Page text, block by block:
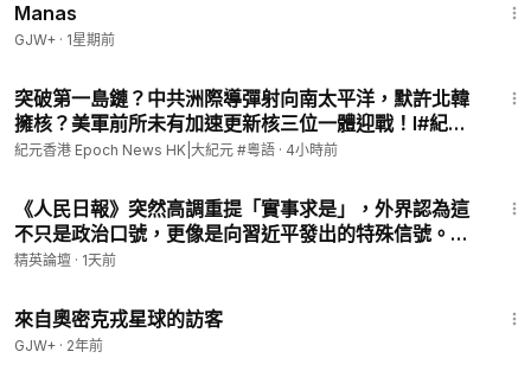
直接聯繫：
電話 / WhatsApp: 37091185 星期⼀⾄⽇及公眾假期
電郵:info@epochhk.com
追蹤我們：
📲手機App：
Android:https://tinyurl.com/3k2rme6z
香港網：https://hk.epochtimes.com
全球網：http://www.epochtimes.com/b5
Manas
GJW+ · 1星期前
突破第一島鏈？中共洲際導彈射向南太平洋，默許北韓
擁核？美軍前所未有加速更新核三位一體迎戰！l#紀元
香港 粵語
紀元香港 Epoch News HK|大紀元 #粵語 · 4小時前
《人民日報》突然高調重提「實事求是」，外界認為這
不只是政治口號，更像是向習近平發出的特殊信號。背
後究竟發生了什麼？|【#精英論壇】 #習近平 #人民日
精英論壇 · 1天前
來自奧密克戎星球的訪客
GJW+ · 2年前